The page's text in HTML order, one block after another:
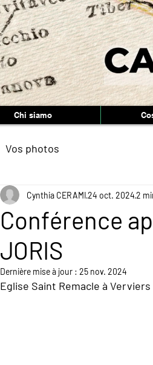
Chi siamo
Vos photos
Conférence
JORIS
Cynthia CERAMI24 oct. 20242
Dernière mise à jour : 25 nov. 2024
Eglise Saint Remacle à Verviers